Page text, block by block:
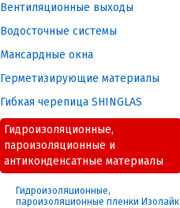
Вентиляционные выходы
Водосточные системы
Мансардные окна
Герметизирующие материалы
Гибкая черепица SHINGLAS
Гидроизоляционные,
пароизоляционные и
антиконденсатные материалы
Гидроизоляционные,
пароизоляционные пленки Изолайк